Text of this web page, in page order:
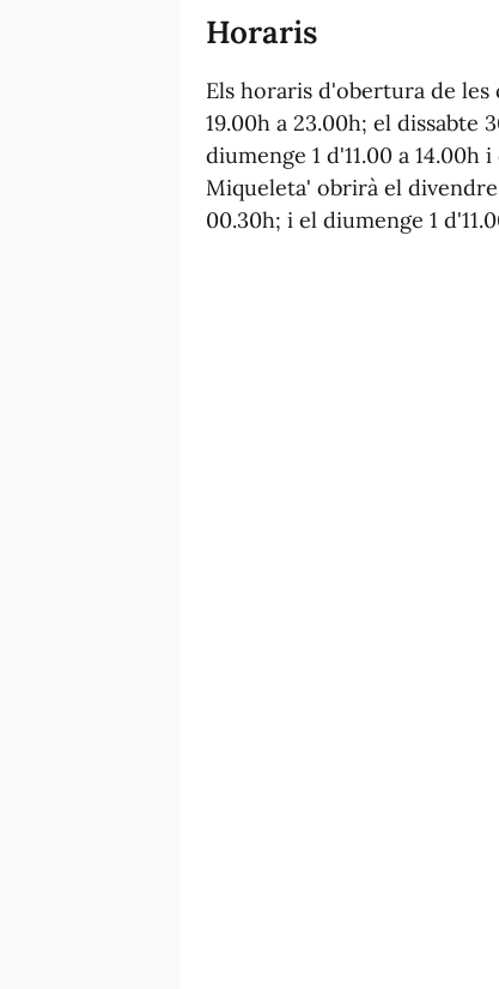
Horaris
Els horaris d'obertura de les
19.00h a 23.00h; el dissabte
diumenge 1 d'11.00 a 14.00h
Miqueleta' obrirà el
00.30h; i el diumenge 1